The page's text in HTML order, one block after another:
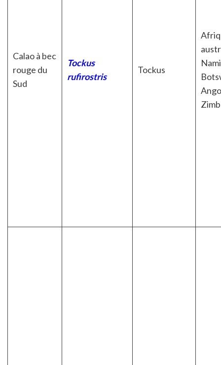
Calao à bec
rouge du
Sud
Tockus
rufirostris
Tockus